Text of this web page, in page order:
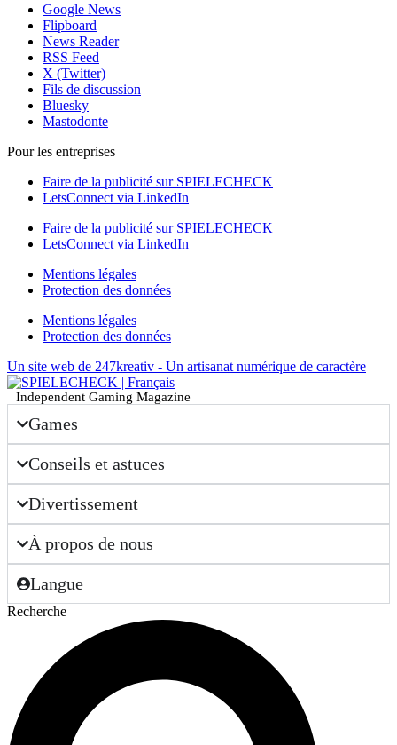
Google News
Flipboard
News Reader
RSS Feed
X (Twitter)
Fils de discussion
Bluesky
Mastodonte
Pour les entreprises
Faire de la publicité sur SPIELECHECK
LetsConnect via LinkedIn
Faire de la publicité sur SPIELECHECK
LetsConnect via LinkedIn
Mentions légales
Protection des données
Mentions légales
Protection des données
Un site web de 247kreativ - Un artisanat numérique de caractère
Independent Gaming Magazine
Games
Conseils et astuces
Divertissement
À propos de nous
Langue
Recherche